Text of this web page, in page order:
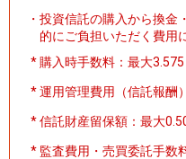
・ 投資信託の購入から換金
的にご負担いただく費用
* 購入時手数料：最大3.575
* 運用管理費用（信託報酬
* 信託財産留保額：最大
* 監査費用・売買委託手数